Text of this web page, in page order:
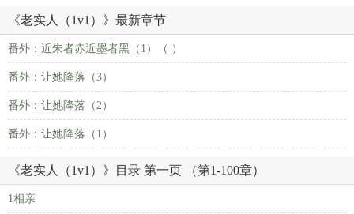
《老实人（1v1）》最新章节
番外：近朱者赤近墨者黑（1）（ ）
番外：让她降落（3）
番外：让她降落（2）
番外：让她降落（1）
《老实人（1v1）》目录 第一页 （第1-100章）
1相亲